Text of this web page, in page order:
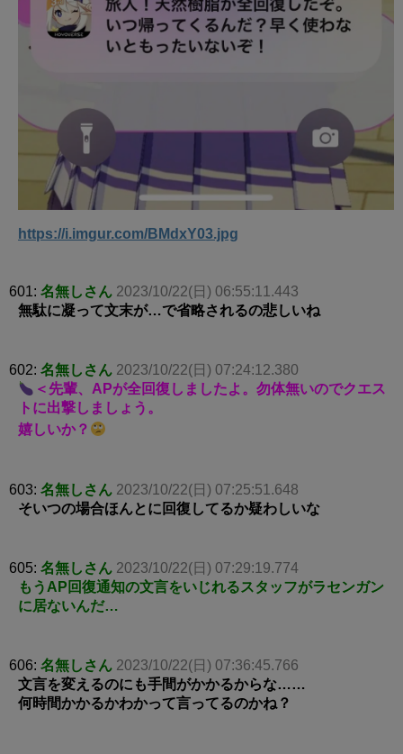
https://i.imgur.com/BMdxY03.jpg
601: 名無しさん 2023/10/22(日) 06:55:11.443
無駄に凝って文末が…で省略されるの悲しいね
602: 名無しさん 2023/10/22(日) 07:24:12.380
＜先輩、APが全回復しましたよ。勿体無いのでクエス
トに出撃しましょう。
嬉しいか？
603: 名無しさん 2023/10/22(日) 07:25:51.648
そいつの場合ほんとに回復してるか疑わしいな
605: 名無しさん 2023/10/22(日) 07:29:19.774
もうAP回復通知の文言をいじれるスタッフがラセンガン
に居ないんだ…
606: 名無しさん 2023/10/22(日) 07:36:45.766
文言を変えるのにも手間がかかるからな……
何時間かかるかわかって言ってるのかね？